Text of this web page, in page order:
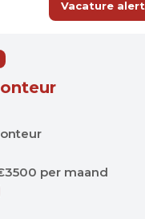
Vacature alert
per maand